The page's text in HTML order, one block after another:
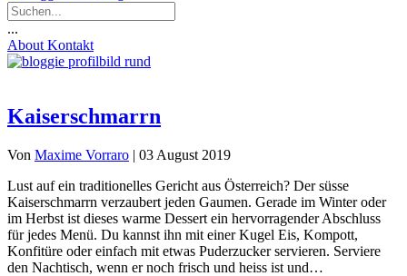
...
About Kontakt
Kaiserschmarrn
Von Maxime Vorraro | 03 August 2019
Lust auf ein traditionelles Gericht aus Österreich? Der süsse
Kaiserschmarrn verzaubert jeden Gaumen. Gerade im Winter oder
im Herbst ist dieses warme Dessert ein hervorragender Abschluss
für jedes Menü. Du kannst ihn mit einer Kugel Eis, Kompott,
Konfitüre oder einfach mit etwas Puderzucker servieren. Serviere
den Nachtisch, wenn er noch frisch und heiss ist und…